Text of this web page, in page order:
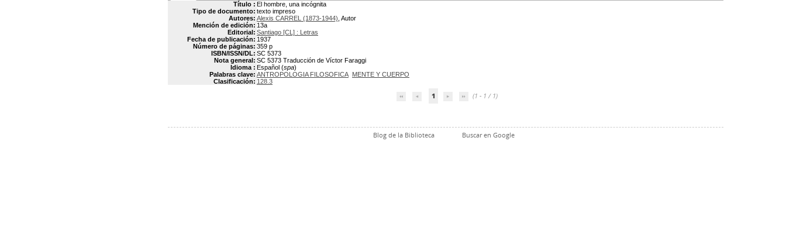
Título : El hombre, una incógnita
Tipo de documento: texto impreso
Autores: Alexis CARREL (1873-1944) , Autor
Mención de edición: 13a
Editorial: Santiago [CL] : Letras
Fecha de publicación: 1937
Número de páginas: 359 p
ISBN/ISSN/DL: SC 5373
Nota general: SC 5373 Traducción de Víctor Faraggi
Idioma : Español (spa)
Palabras clave: ANTROPOLOGIA FILOSOFICA MENTE Y CUERPO
Clasificación: 128.3
1 (1 - 1 / 1)
Blog de la Biblioteca Buscar en Google